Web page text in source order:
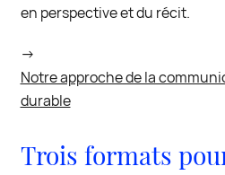
en perspective et du récit.
→
Notre approche de la
durable
Trois formats